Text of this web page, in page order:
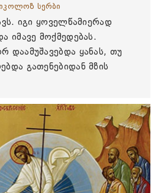
სერბი
იგი ყოველწამიერად
იმავე მოქმედებას.
დაამუშავებდა ყანას, თუ
გათენებიდან მზის